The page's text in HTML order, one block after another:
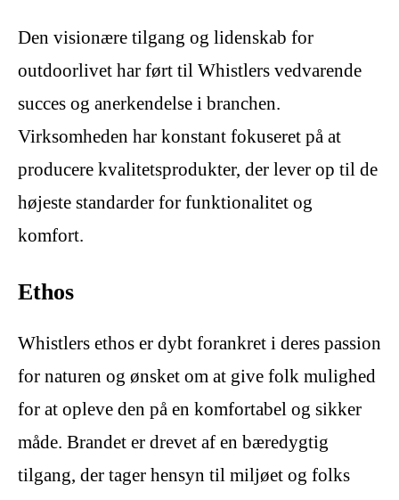
Den visionære tilgang og lidenskab for
outdoorlivet har ført til Whistlers vedvarende
succes og anerkendelse i branchen.
Virksomheden har konstant fokuseret på at
producere kvalitetsprodukter, der lever op til de
højeste standarder for funktionalitet og
komfort.
Ethos
Whistlers ethos er dybt forankret i deres passion
for naturen og ønsket om at give folk mulighed
for at opleve den på en komfortabel og sikker
måde. Brandet er drevet af en bæredygtig
tilgang, der tager hensyn til miljøet og folks